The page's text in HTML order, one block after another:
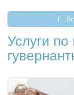
Услуги